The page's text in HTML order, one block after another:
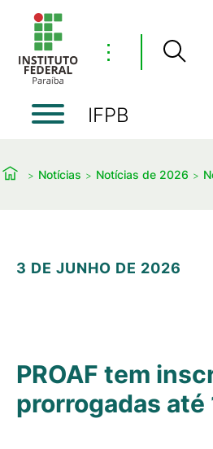
⋮
IFPB
Notícias Notícias de 2026
3 DE JUNHO DE 2026
PROAF tem
prorrogadas até